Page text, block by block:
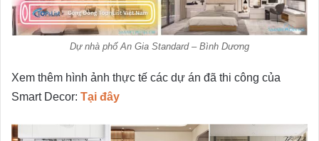
Dự nhà phố An Gia Standard – Bình Dương
Xem thêm hình ảnh thực tế các dự án đã thi công của
Smart Decor: Tại đây